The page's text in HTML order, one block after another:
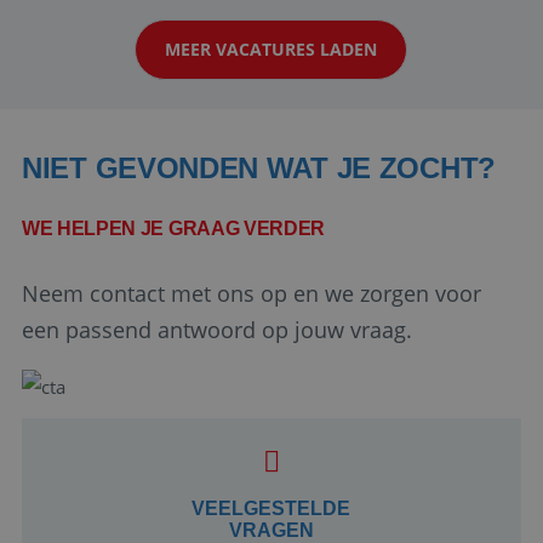
klanten te overtuigen om die droomreis te
boeken! ...
MEER VACATURES LADEN
NIET GEVONDEN WAT JE ZOCHT?
WE HELPEN JE GRAAG VERDER
Neem contact met ons op en we zorgen voor
een passend antwoord op jouw vraag.
VEELGESTELDE
VRAGEN
Google Privacy Policy